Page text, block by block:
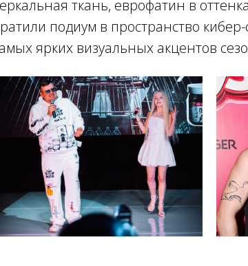
ткань, еврофатин в
подиум в пространство
ярких визуальных акцентов